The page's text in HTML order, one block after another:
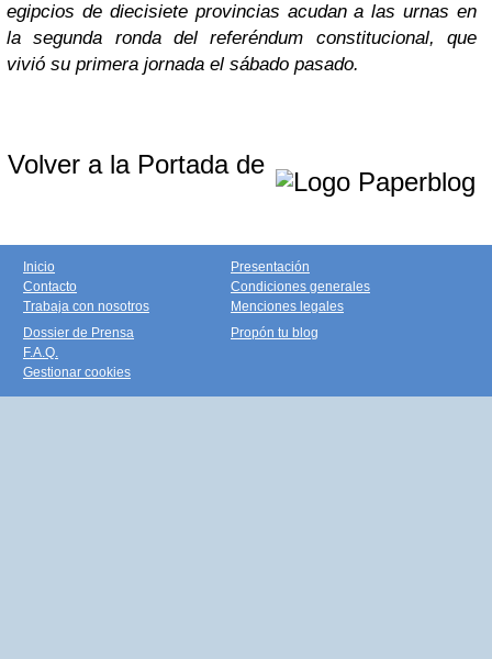
egipcios de diecisiete provincias acudan a las urnas en
la segunda ronda del referéndum constitucional, que
vivió su primera jornada el sábado pasado.
Volver a la Portada de
Inicio
Contacto
Trabaja con nosotros
Presentación
Condiciones generales
Menciones legales
Dossier de Prensa
F.A.Q.
Gestionar cookies
Propón tu blog